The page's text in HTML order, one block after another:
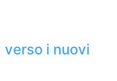
i nuovi